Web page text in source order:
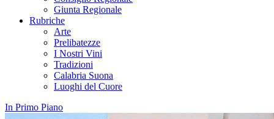
Giunta Regionale
Rubriche
Arte
Prelibatezze
I Nostri Vini
Tradizioni
Calabria Suona
Luoghi del Cuore
In Primo Piano